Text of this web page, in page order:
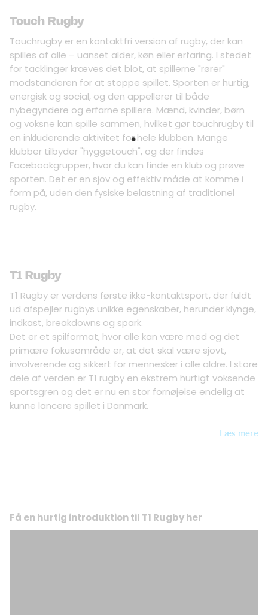
Touch Rugby
Touchrugby er en kontaktfri version af rugby, der kan
spilles af alle – uanset alder, køn eller erfaring. I stedet
for tacklinger kræves det blot, at spillerne "rører"
modstanderen for at stoppe spillet. Sporten er hurtig,
energisk og social, og den appellerer til både
nybegyndere og erfarne spillere. Mænd, kvinder, børn
og voksne kan spille sammen, hvilket gør touchrugby til
en inkluderende aktivitet for hele klubben. Mange
klubber tilbyder "hyggetouch", og der findes
Facebookgrupper, hvor du kan finde en klub og prøve
sporten. Det er en sjov og effektiv måde at komme i
form på, uden den fysiske belastning af traditionel
rugby.
T1 Rugby
T1 Rugby er verdens første ikke-kontaktsport, der fuldt
ud afspejler rugbys unikke egenskaber, herunder klynge,
indkast, breakdowns og spark.
Det er et spilformat, hvor alle kan være med og det
primære fokusområde er, at det skal være sjovt,
involverende og sikkert for mennesker i alle aldre. I store
dele af verden er T1 rugby en ekstrem hurtigt voksende
sportsgren og det er nu en stor fornøjelse endelig at
kunne lancere spillet i Danmark.
Læs mere
Få en hurtig introduktion til T1 Rugby her